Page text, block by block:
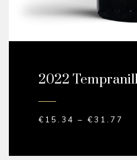
2022
€ 15.34 – € 31.77